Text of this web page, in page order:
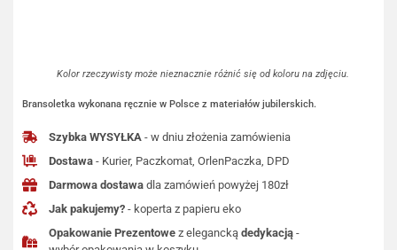
Kolor rzeczywisty może nieznacznie różnić się od koloru na zdjęciu.
Bransoletka wykonana ręcznie w Polsce z materiałów jubilerskich.
Szybka WYSYŁKA - w dniu złożenia zamówienia
Dostawa - Kurier, Paczkomat, OrlenPaczka, DPD
Darmowa dostawa dla zamówień powyżej 180zł
Jak pakujemy? - koperta z papieru eko
Opakowanie Prezentowe z eleganckądedykacją -